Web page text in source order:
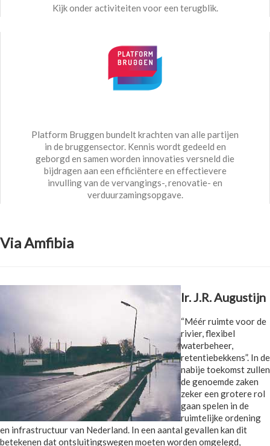
Kijk onder activiteiten voor een terugblik.
Platform Bruggen bundelt krachten van alle partijen
in de bruggensector. Kennis wordt gedeeld en
geborgd en samen worden innovaties versneld die
bijdragen aan een efficiëntere en effectievere
invulling van de vervangings-, renovatie- en
verduurzamingsopgave.
Via Amfibia
Ir. J.R. Augustijn
“Méér ruimte voor de
rivier, flexibel
waterbeheer,
retentiebekkens”. In de
nabije toekomst zullen
de genoemde zaken
zeker een grotere rol
gaan spelen in de
ruimtelijke ordening
en infrastructuur van Nederland. In een aantal gevallen kan dit
betekenen dat ontsluitingswegen moeten worden omgelegd,